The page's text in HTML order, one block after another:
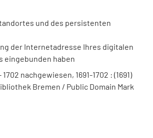
und des persistenten
der Internetadresse Ihres digitalen
eingebunden haben
nachgewiesen, 1691-1702 : (1691)
Bremen / Public Domain Mark